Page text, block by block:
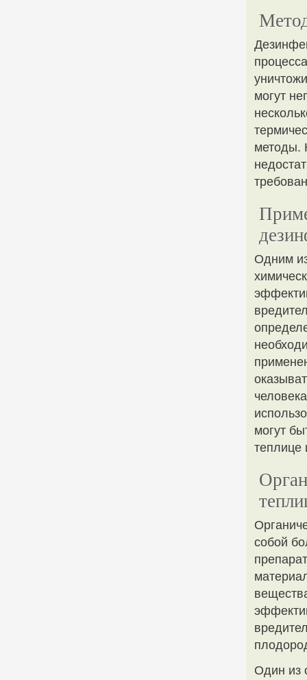
могут
методы.
Одним
могут
теплице
собой
Один из